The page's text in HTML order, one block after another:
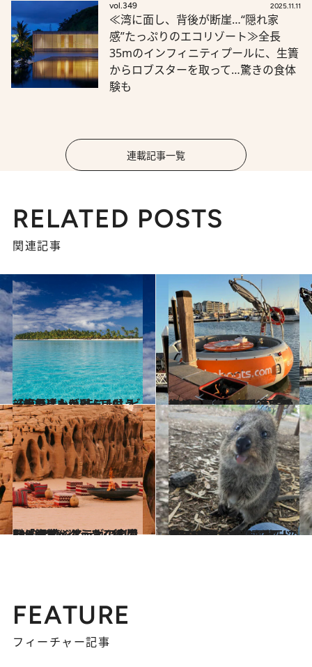
vol.349 2025.11.11
≪湾に面し、背後が断崖…“隠れ家
感”たっぷりのエコリゾート≫全長
35mのインフィニティプールに、生簀
からロブスターを取って…驚きの食体
験も
連載記事一覧
RELATED POSTS
関連記事
2020.5.2
【絶景ビーチBEST10】ビーチの達人が選ぶ、もう一度行きたいビーチは？
旅＆お出かけ 2023.12.16
オーストラリア最注目の街マンジュラ 観光客に愛される理由とは？ 人気のバーベキューボートに乗ってみた！
旅＆お出かけ
2023.12.2
ビザ解禁、ようやく行けた！ サウジアラビアの港町「ジェッダ」ここは、1400年続くメッカの玄関口
旅＆お出かけ 2023.11.18
人口166人の島に1万匹以上!? “世界一幸せな動物”クオッカの楽園 オーストラリア【ロットネスト島】
旅＆お出かけ
FEATURE
フィーチャー記事